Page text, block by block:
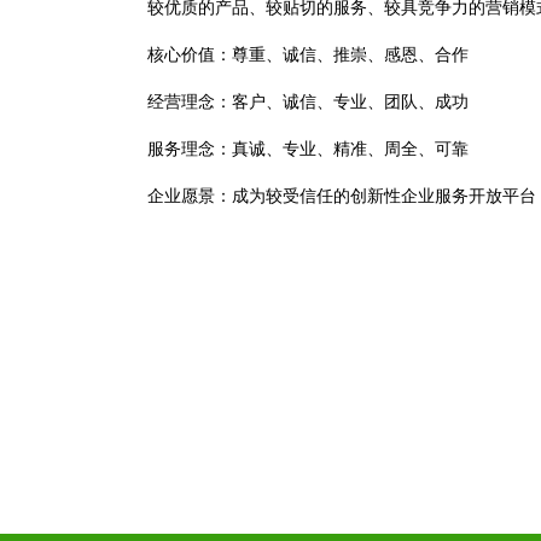
较优质的产品、较贴切的服务、较具竞争力的营销模
核心价值：尊重、诚信、推崇、感恩、合作
经营理念：客户、诚信、专业、团队、成功
服务理念：真诚、专业、精准、周全、可靠
企业愿景：成为较受信任的创新性企业服务开放平台